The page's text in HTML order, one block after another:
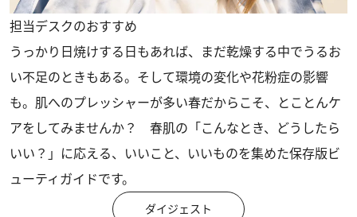
担当デスクのおすすめ
うっかり日焼けする日もあれば、まだ乾燥する中でうるお
い不足のときもある。そして環境の変化や花粉症の影響
も。肌へのプレッシャーが多い春だからこそ、とことんケ
アをしてみませんか？ 春肌の「こんなとき、どうしたら
いい？」に応える、いいこと、いいものを集めた保存版ビ
ューティガイドです。
ダイジェスト